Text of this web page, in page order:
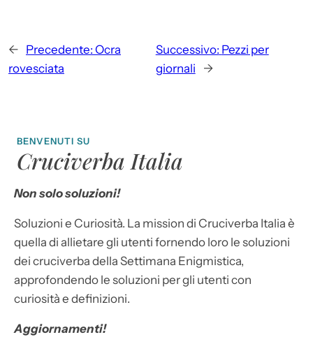
← Precedente: Ocra
rovesciata
Successivo: Pezzi per
giornali
→
BENVENUTI SU
Cruciverba Italia
Non solo soluzioni!
Soluzioni e Curiosità. La mission di Cruciverba Italia è
quella di allietare gli utenti fornendo loro le soluzioni
dei cruciverba della Settimana Enigmistica,
approfondendo le soluzioni per gli utenti con
curiosità e definizioni.
Aggiornamenti!